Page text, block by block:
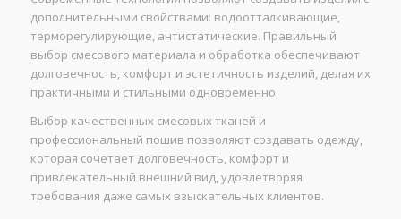
дополнительными свойствами: водоотталкивающие,
терморегулирующие, антистатические. Правильный
выбор смесового материала и обработка обеспечивают
долговечность, комфорт и эстетичность изделий, делая их
практичными и стильными одновременно.
Выбор качественных смесовых тканей и
профессиональный пошив позволяют создавать одежду,
которая сочетает долговечность, комфорт и
привлекательный внешний вид, удовлетворяя
требования даже самых взыскательных клиентов.